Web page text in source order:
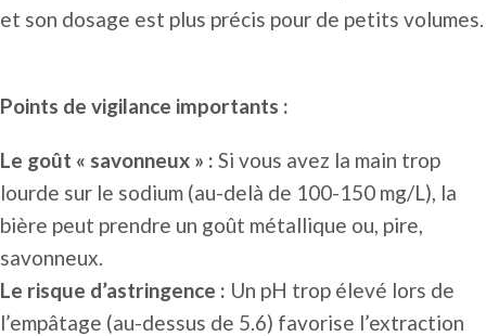
et son dosage est plus précis pour de petits volumes.
Points de vigilance importants :
Le goût « savonneux » : Si vous avez la main trop
lourde sur le sodium (au-delà de 100-150 mg/L), la
bière peut prendre un goût métallique ou, pire,
savonneux.
Le risque d’astringence : Un pH trop élevé lors de
l’empâtage (au-dessus de 5.6) favorise l’extraction